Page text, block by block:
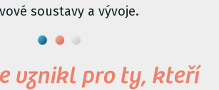
soustavy a vývoje.
vznikl pro ty, kteří